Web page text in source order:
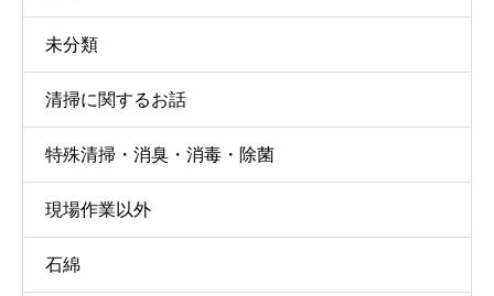
未分類
清掃に関するお話
特殊清掃・消臭・消毒・除菌
現場作業以外
石綿